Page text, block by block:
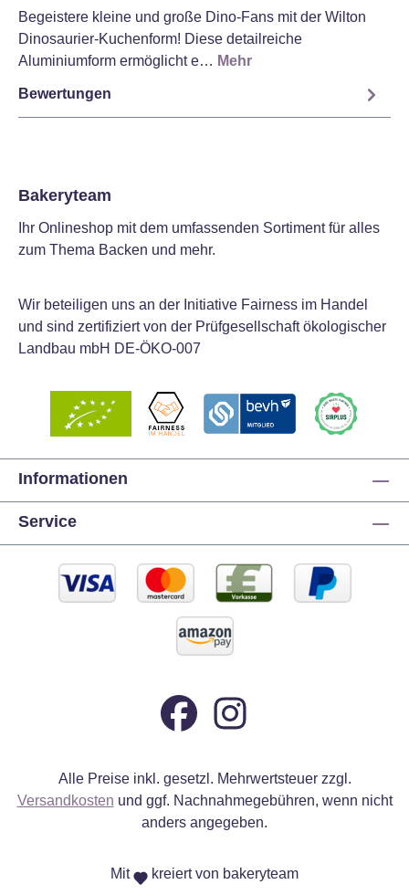
Begeistere kleine und große Dino-Fans mit der Wilton
Dinosaurier-Kuchenform! Diese detailreiche
Aluminiumform ermöglicht e… Mehr
Bewertungen
Bakeryteam
Ihr Onlineshop mit dem umfassenden Sortiment für alles
zum Thema Backen und mehr.
Wir beteiligen uns an der Initiative Fairness im Handel
und sind zertifiziert von der Prüfgesellschaft ökologischer
Landbau mbH DE-ÖKO-007
Informationen
Service
Alle Preise inkl. gesetzl. Mehrwertsteuer zzgl.
Versandkosten und ggf. Nachnahmegebühren, wenn nicht
anders angegeben.
Mit kreiert von bakeryteam